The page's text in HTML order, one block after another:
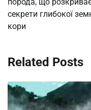
секрети глибокої
кори
Related Posts